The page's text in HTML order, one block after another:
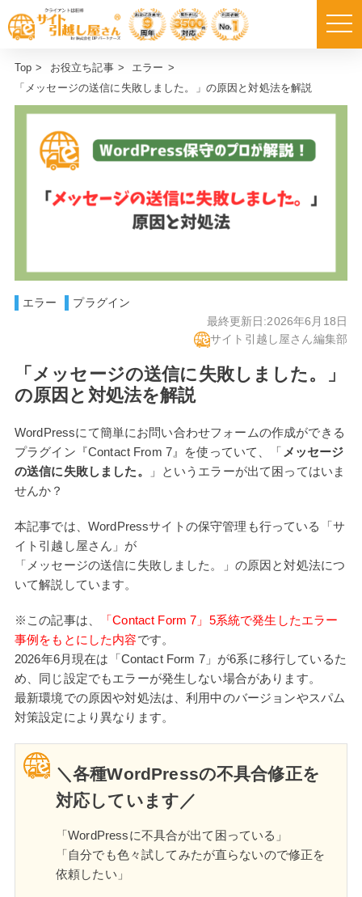
Top > お役立ち記事 > エラー >
「メッセージの送信に失敗しました。」の原因と対処法を解説
エラー
プラグイン
最終更新日:2026年6月18日
サイト引越し屋さん編集部
「メッセージの送信に失敗しました。」
の原因と対処法を解説
WordPressにて簡単にお問い合わせフォームの作成ができる
プラグイン『Contact From 7』を使っていて、「 メッセージ
の送信に失敗しました。
」というエラーが出て困ってはいま
せんか？
本記事では、WordPressサイトの保守管理も行っている「サ
イト引越し屋さん」が
「メッセージの送信に失敗しました。」の原因と対処法につ
いて解説しています。
※この記事は、
「Contact Form 7」5系統で発生したエラー
事例をもとにした内容です。
2026年6月現在は「Contact Form 7」が6系に移行しているた
め、同じ設定でもエラーが発生しない場合があります。
最新環境での原因や対処法は、利用中のバージョンやスパム
対策設定により異なります。
＼各種WordPressの不具合修正を
対応しています／
「WordPressに不具合が出て困っている」
「自分でも色々試してみたが直らないので修正を
依頼したい」